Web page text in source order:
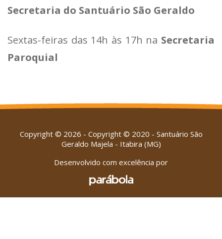
Secretaria do Santuário São Geraldo
Sextas-feiras das 14h às 17h na Secretaria
Paroquial
Copyright © 2026 - Copyright © 2020 - Santuário São
Geraldo Majela - Itabira (MG)
Desenvolvido com excelência por